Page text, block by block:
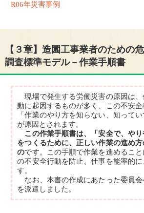
R06年災害事例
【３章】造園工事業者のための
調査標準モデル－作業手順書
現場で発生する労働災害の原因は、
動に起因するものが多く、この不安
「作業のやり方を知らない、知って
が原因とされます。
この作業手順書は、「安全で、やり
をつくるために、正しい作業の進め
のです。この手順で作業を進めるこ
の不安全行動を防止、仕事を能率的
す。
なお、本書の作成にあたった委員会
を派遣しました。